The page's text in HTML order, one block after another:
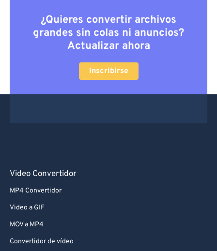
¿Quieres convertir archivos
grandes sin colas ni anuncios?
Actualizar ahora
Inscribirse
Video Convertidor
MP4 Convertidor
Video a GIF
MOV a MP4
Convertidor de vídeo